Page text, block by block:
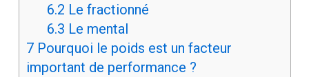
6.2 Le fractionné
6.3 Le mental
7Pourquoi le poids est un facteur
important de performance ?